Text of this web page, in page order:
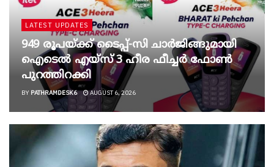
LATEST UPDATES
949 രൂപയ്ക്ക് ടൈപ്പ്-സി ചാർജിങ്ങുമായി
ഐടെൽ എയ്സ് 3 ഹീര ഫീച്ചർ ഫോൺ
പുറത്തിറക്കി
BY PATHRAMDESK6 AUGUST 6, 2026